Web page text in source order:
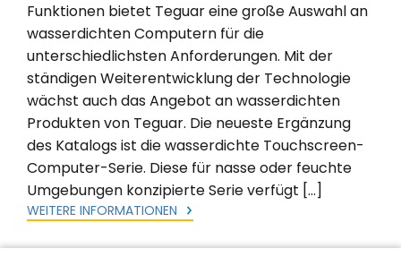
Funktionen bietet Teguar eine große Auswahl an
wasserdichten Computern für die
unterschiedlichsten Anforderungen. Mit der
ständigen Weiterentwicklung der Technologie
wächst auch das Angebot an wasserdichten
Produkten von Teguar. Die neueste Ergänzung
des Katalogs ist die wasserdichte Touchscreen-
Computer-Serie. Diese für nasse oder feuchte
Umgebungen konzipierte Serie verfügt […]
WEITERE INFORMATIONEN